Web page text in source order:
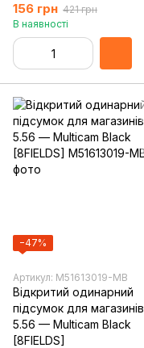
156 грн 421 грн
В наявності
−47%
Артикул: M51613019-MB
Відкритий одинарний
підсумок для магазинів
5.56 — Multicam Black
[8FIELDS]